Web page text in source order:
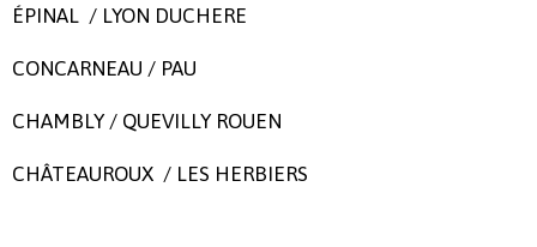
ÉPINAL / LYON DUCHERE
CONCARNEAU / PAU
CHAMBLY / QUEVILLY ROUEN
CHÂTEAUROUX / LES HERBIERS